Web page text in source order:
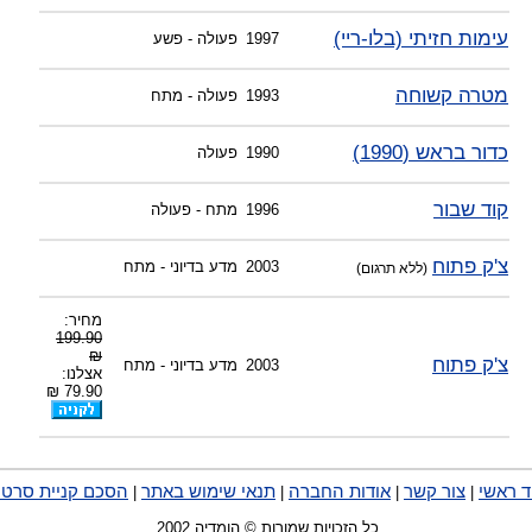
עימות חזיתי (בלו-ריי) 1997 פעולה - פשע
מטרה קשוחה 1993 פעולה - מתח
כדור בראש (1990) 1990 פעולה
קוד שבור 1996 מתח - פעולה
צ'ק פתוח (ללא תרגום) 2003 מדע בדיוני - מתח
צ'ק פתוח 2003 מדע בדיוני - מתח
מחיר:
199.90
₪
אצלנו:
79.90 ₪
ראשי צור קשר אודות החברה תנאי שימוש באתר הסכם קניית
כל הזכויות שמורות © הומדיה 2002